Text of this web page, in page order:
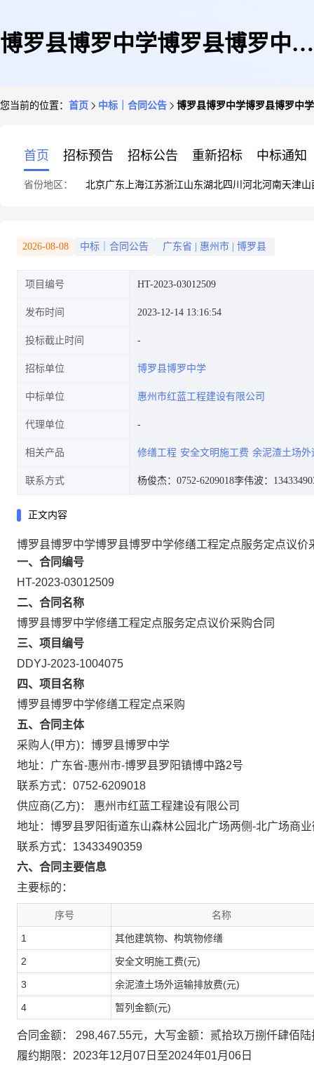
博罗县博罗中学博罗县博罗中学
您当前的位置： 首页 中标｜合同公告 博罗县博罗中学博罗县博罗中
首页 招标预告 招标公告 重新招标 中标通知
省份地区： 北京广东 上海江苏浙江山东湖北四川 河北河南天津山
2026-08-08 中标｜合同公告 广东省 惠州市 博罗县
项目编号 HT-2023-03012509
发布时间 2023-12-14 13:16:54
投标截止时间
招标单位 博罗县博罗中学
中标单位 惠州市红蓝工程建设有限公司
代理单位
相关产品 修缮工程 安全文明施工费 余泥渣土场外
联系方式 杨俊杰：0752-6209018李伟波：
正文内容
博罗县博罗中学博罗县博罗中学修缮工程定点服务定点议价
一、合同编号
HT-2023-03012509
二、合同名称
博罗县博罗中学修缮工程定点服务定点议价采购合同
三、项目编号
DDYJ-2023-1004075
四、项目名称
博罗县博罗中学修缮工程定点采购
五、合同主体
采购人(甲方)：博罗县博罗中学
地址：广东省-惠州市-博罗县罗阳镇博中路2号
联系方式：0752-6209018
供应商(乙方)： 惠州市红蓝工程建设有限公司
地址：博罗县罗阳街道东山森林公园北广场两侧-北广场商
联系方式：13433490359
六、合同主要信息
主要标的：
序号 名称
1 其他建筑物、构筑物修缮
2 安全文明施工费(元)
3 余泥渣土场外运输排放费(元)
4 暂列金额(元)
合同金额： 298,467.55元，大写金额：贰拾玖万捌仟肆佰
履约期限：2023年12月07日至2024年01月06日